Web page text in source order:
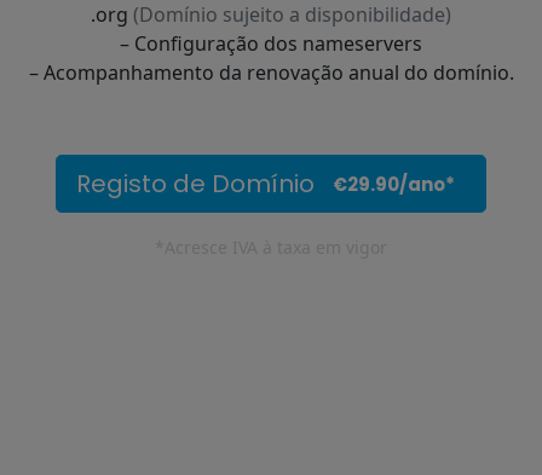
.org (Domínio sujeito a disponibilidade)
– Configuração dos nameservers
– Acompanhamento da renovação anual do domínio.
Registo de Domínio €29.90/ano*